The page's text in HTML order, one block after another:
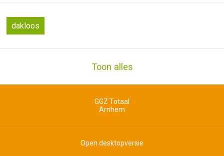
dakloos
Toon alles
GGZ Totaal
Arnhem
Open desktopversie